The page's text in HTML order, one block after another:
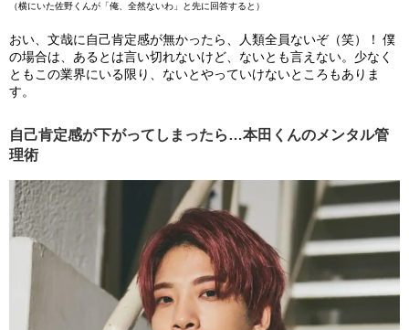
（横にいた佐野くんが「俺、全然ないわ」と先に回答すると）
おい、文哉に自己肯定感が無かったら、人類全員ないぞ（笑）！ 僕
の場合は、あるとは言い切れないけど、ないとも言えない。少なく
ともこの業界にいる限り、ないとやっていけないところもありま
す。
自己肯定感が下がってしまったら…本田くんのメンタル管
理術